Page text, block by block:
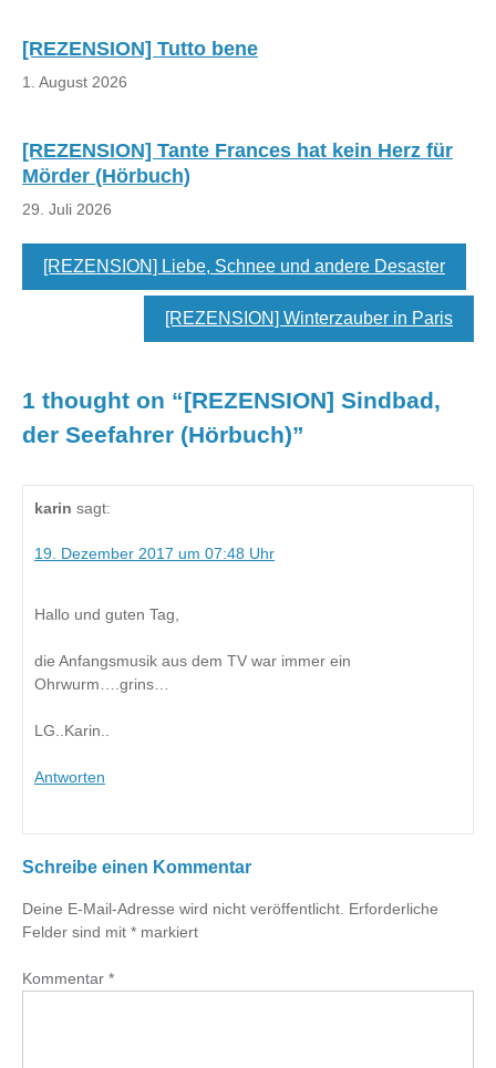
[REZENSION] Tutto bene
1. August 2026
[REZENSION] Tante Frances hat kein Herz für
Mörder (Hörbuch)
29. Juli 2026
[REZENSION] Liebe, Schnee und andere Desaster
[REZENSION] Winterzauber in Paris
1 thought on “[REZENSION] Sindbad,
der Seefahrer (Hörbuch)”
karin sagt:
19. Dezember 2017 um 07:48 Uhr
Hallo und guten Tag,
die Anfangsmusik aus dem TV war immer ein
Ohrwurm….grins…
LG..Karin..
Antworten
Schreibe einen Kommentar
Deine E-Mail-Adresse wird nicht veröffentlicht. Erforderliche
Felder sind mit * markiert
Kommentar *